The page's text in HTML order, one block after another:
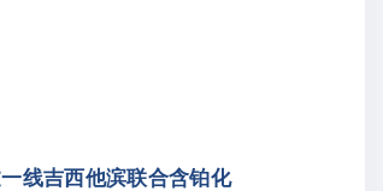
线吉西他滨联合含铂化